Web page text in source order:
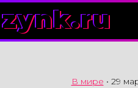
zynk.ru
В мире • 29